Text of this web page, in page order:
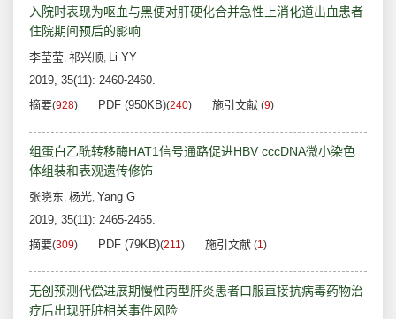
入院时表现为呕血与黑便对肝硬化合并急性上消化道出血患者
住院期间预后的影响
李莹莹, 祁兴顺, Li YY
2019, 35(11): 2460-2460.
摘要(928) PDF (950KB)(240) 施引文献 (9)
组蛋白乙酰转移酶HAT1信号通路促进HBV cccDNA微小染色
体组装和表观遗传修饰
张晓东, 杨光, Yang G
2019, 35(11): 2465-2465.
摘要(309) PDF (79KB)(211) 施引文献 (1)
无创预测代偿进展期慢性丙型肝炎患者口服直接抗病毒药物治
疗后出现肝脏相关事件风险